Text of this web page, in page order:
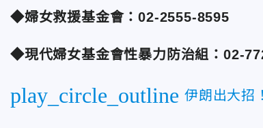
◆婦女救援基金會：02-2555-8595
◆現代婦女基金會性暴力防治組：02-
play_circle_outline 伊朗出大招